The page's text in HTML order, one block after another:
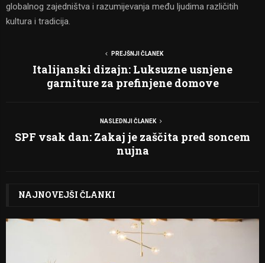
globalnog zajedništva i razumijevanja među ljudima različitih
kultura i tradicija.
PREJŠNJI ČLANEK
Italijanski dizajn: Luksuzne usnjene
garniture za prefinjene domove
NASLEDNJI ČLANEK
SPF vsak dan: Zakaj je zaščita pred soncem
nujna
NAJNOVEJŠI ČLANKI